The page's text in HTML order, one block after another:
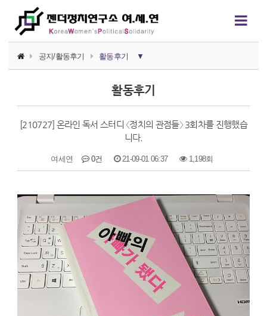
공지/활동후기 활동후기 ▼
활동후기
활동가 소식
활동후기
[210727] 온라인 독서 스터디 〈정치의 관점들〉 3회차를 진행했습
니다.
여세연 0건 21-09-01 06:37 1,198회